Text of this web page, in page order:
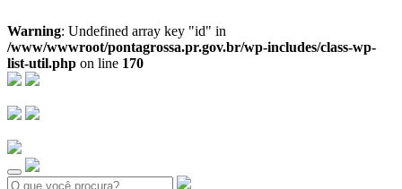
Warning: Undefined array key "id" in
/www/wwwroot/pontagrossa.pr.gov.br/wp-includes/class-wp-
list-util.php on line 170
Search: